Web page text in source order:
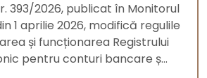
393/2026, publicat în Monitorul
1 aprilie 2026, modifică regulile
și funcționarea Registrului
pentru conturi bancare ș...